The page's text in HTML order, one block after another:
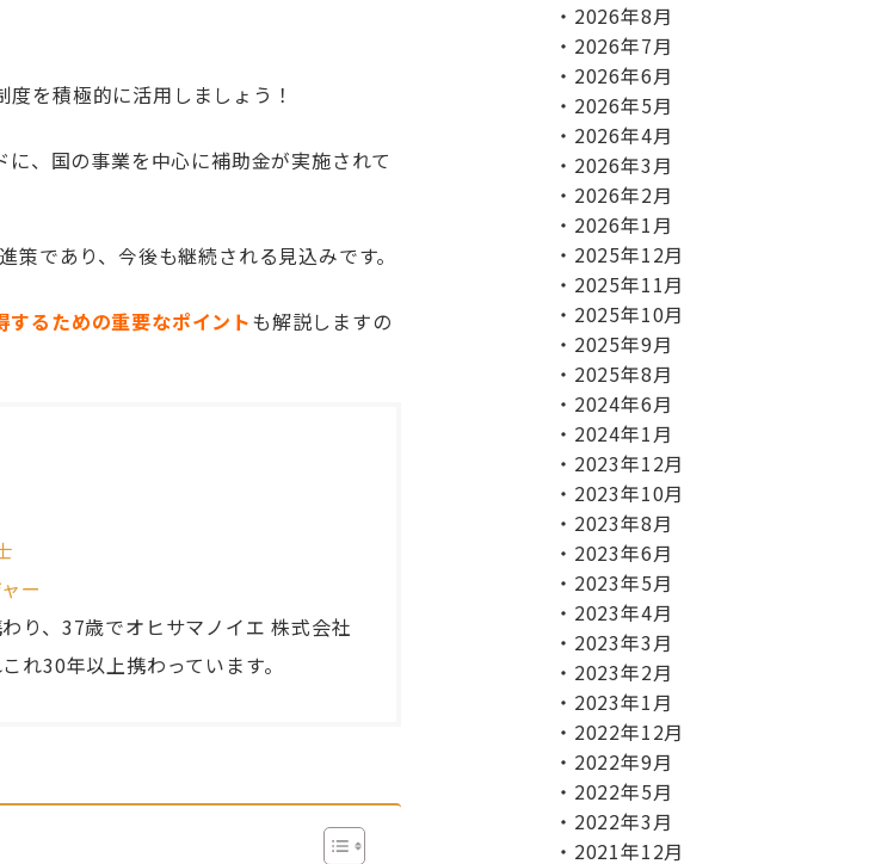
を積極的に活用しましょう！
、国の事業を中心に補助金が実施されて
であり、今後も継続される見込みです。
るための重要なポイントも解説しますの
ー
り、37歳でオヒサマノイエ 株式会社
れ30年以上携わっています。
2026年8月
2026年7月
2026年6月
2026年5月
2026年4月
2026年3月
2026年2月
2026年1月
2025年12月
2025年11月
2025年10月
2025年9月
2025年8月
2024年6月
2024年1月
2023年12月
2023年10月
2023年8月
2023年6月
2023年5月
2023年4月
2023年3月
2023年2月
2023年1月
2022年12月
2022年9月
2022年5月
2022年3月
2021年12月